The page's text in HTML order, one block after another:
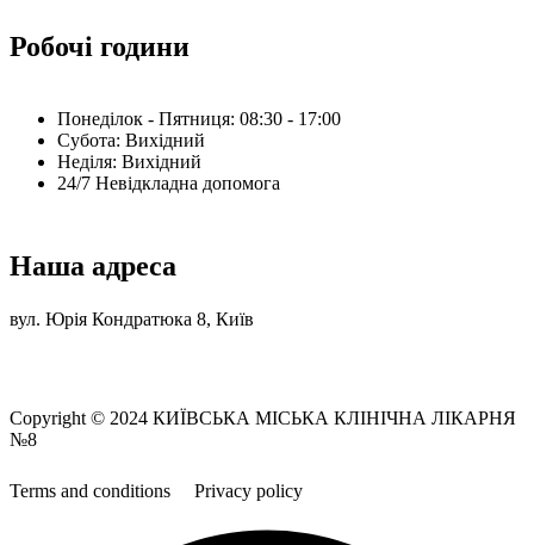
Робочі години
Понеділок - Пятниця: 08:30 - 17:00
Субота: Вихідний
Нeділя: Вихідний
24/7 Невідкладна допомога
Наша адреса
вул. Юрія Кондратюка 8, Київ
Copyright © 2024 КИЇВСЬКА МІСЬКА КЛІНІЧНА ЛІКАРНЯ
№8
Terms and conditions Privacy policy